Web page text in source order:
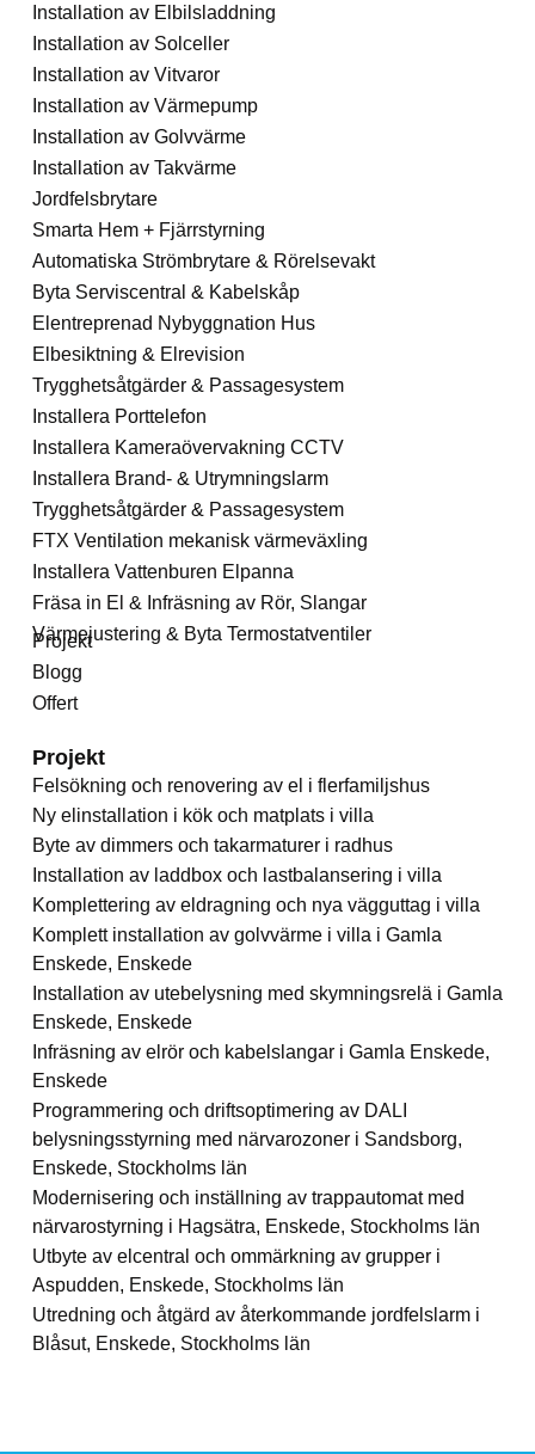
Installation av Elbilsladdning
Installation av Solceller
Installation av Vitvaror
Installation av Värmepump
Installation av Golvvärme
Installation av Takvärme
Jordfelsbrytare
Smarta Hem + Fjärrstyrning
Automatiska Strömbrytare & Rörelsevakt
Byta Serviscentral & Kabelskåp
Elentreprenad Nybyggnation Hus
Elbesiktning & Elrevision
Trygghetsåtgärder & Passagesystem
Installera Porttelefon
Installera Kameraövervakning CCTV
Installera Brand- & Utrymningslarm
Trygghetsåtgärder & Passagesystem
FTX Ventilation mekanisk värmeväxling
Installera Vattenburen Elpanna
Fräsa in El & Infräsning av Rör, Slangar
Värmejustering & Byta Termostatventiler
Projekt
Blogg
Offert
Projekt
Felsökning och renovering av el i flerfamiljshus
Ny elinstallation i kök och matplats i villa
Byte av dimmers och takarmaturer i radhus
Installation av laddbox och lastbalansering i villa
Komplettering av eldragning och nya vägguttag i villa
Komplett installation av golvvärme i villa i Gamla
Enskede, Enskede
Installation av utebelysning med skymningsrelä i Gamla
Enskede, Enskede
Infräsning av elrör och kabelslangar i Gamla Enskede,
Enskede
Programmering och driftsoptimering av DALI
belysningsstyrning med närvarozoner i Sandsborg,
Enskede, Stockholms län
Modernisering och inställning av trappautomat med
närvarostyrning i Hagsätra, Enskede, Stockholms län
Utbyte av elcentral och ommärkning av grupper i
Aspudden, Enskede, Stockholms län
Utredning och åtgärd av återkommande jordfelslarm i
Blåsut, Enskede, Stockholms län